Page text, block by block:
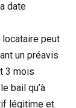
date
locataire peut
un préavis
3 mois
bail qu’à
légitime et